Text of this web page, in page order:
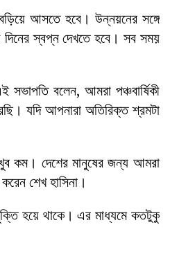
আসতে হবে। উন্নয়নের সঙ্গে
স্বপ্ন দেখতে হবে। সব সময়
বলেন, আমরা পঞ্চবার্ষিকী
যদি আপনারা অতিরিক্ত শ্রমটা
কম। দেশের মানুষের জন্য আমরা
শেখ হাসিনা।
চুক্তি হয়ে থাকে। এর মাধ্যমে কতটুকু